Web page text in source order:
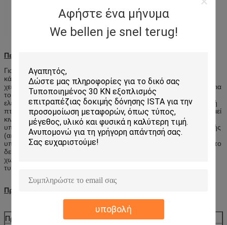
Αφήστε ένα μήνυμα
We bellen je snel terug!
υποβολή
Περιγραφή προϊόντων
Για την ογκώδη συσκευασία τα αγαθά και η μάζα είναι μεγάλα, το
κάθετο ύψος πτώσης είναι σχετικά χαμηλό στη μεταφορά και το
χειρισμό. Έτσι ο τυποποιημένος ελεύθερος εξοπλισμός DropTest για
το βαρύ συσκευασμένο φορτίο είναι σχετικά χαμηλός. Αυτός ο
ελεγκτής πτώσης χρησιμοποιείται κυρίως για τη μεγαλύτερη δοκιμή
πτώσης συσκευασίας. Μηδέν ελεγκτής πτώσης ύψους χρησιμοποιεί
κινείται γρήγορα κάτω από το μοντάρισμα δικράνων Ε ως
υποστήριγμα. Η ισορροπία θέσεων δειγμάτων ως απαίτηση δοκιμής
(αεροπλάνο, άκρη, γωνία). Κατά κάνοντας τη δοκιμή, το
υποστήριγμα κάνει τη μεγάλη προς τα κάτω μετακίνηση πριν από το
δείγμα, επιτάχυνση >3g, αυτό εγγύηση ανάγκης το υποστήριγμα
χωριστός με το δείγμα και πραγματοποιεί την ελεύθερη πτώση. Η
τυποποιημένη σειρά ύψους πτώσης είναι 2.54cm120cm.
Προδιαγραφή
Πρότυπο DT015 DT020